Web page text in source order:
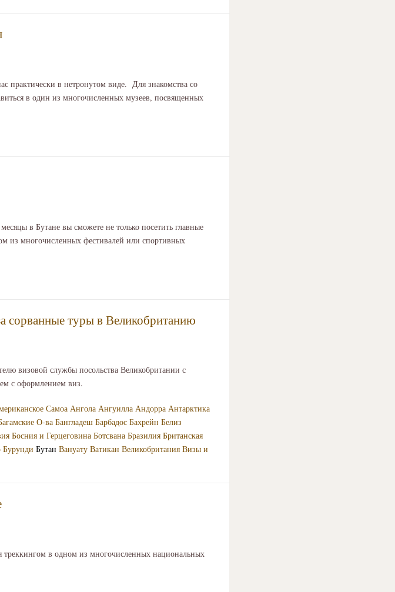
практически в нетронутом виде. Для знакомства со
в один из многочисленных музеев, посвященных
в Бутане вы сможете не только посетить главные
из многочисленных фестивалей или спортивных
сорванные туры в Великобританию
визовой службы посольства Великобритании с
с оформлением виз.
Самоа Ангола Ангуилла Андорра Антарктика
О-ва Бангладеш Барбадос Бахрейн Белиз
Босния и Герцеговина Ботсвана Бразилия Британская
Бурунди Бутан Вануату Ватикан Великобритания Визы и
треккингом в одном из многочисленных национальных